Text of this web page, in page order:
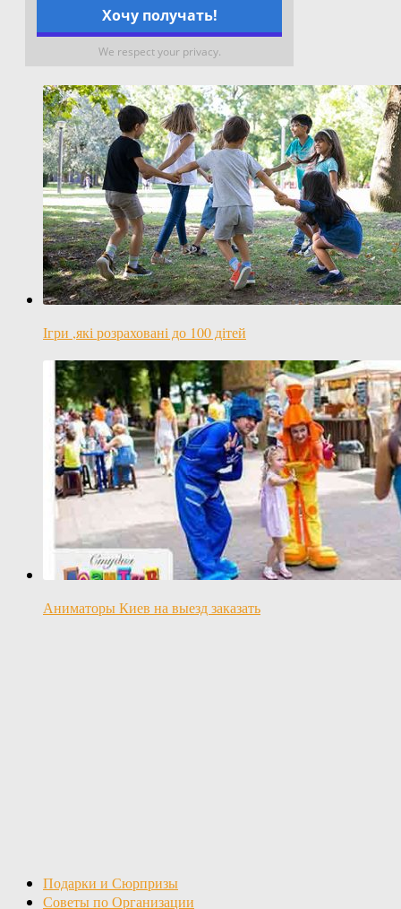
We respect your privacy.
Ігри ,які розраховані до 100 дітей
Аниматоры Киев на выезд заказать
Подарки и Сюрпризы
Советы по Организации